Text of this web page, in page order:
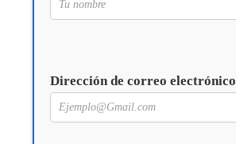
Dirección de correo electrónico